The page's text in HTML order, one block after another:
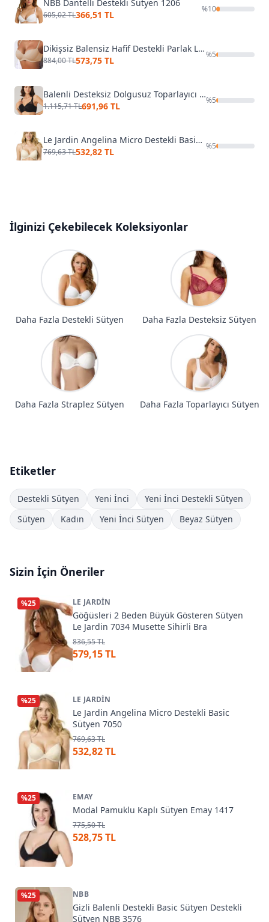
NBB Dantelli Destekli Sütyen 1206
605,02 TL366,51 TL
%10
Dikişsiz Balensiz Hafif Destekli Parlak Lazer Kesim Görünmez Sütyen Merry See MSB7758 TEN
884,00 TL573,75 TL
%5
Balenli Desteksiz Dolgusuz Toparlayıcı Yumuşak Süngerli Günlük Klasik Küçültücü Sütyen Anıl 3777
1.115,71 TL691,96 TL
%5
Le Jardin Angelina Micro Destekli Basic Sütyen 7050
769,63 TL532,82 TL
%5
İlginizi Çekebilecek Koleksiyonlar
Daha Fazla Destekli Sütyen Daha Fazla Desteksiz Sütyen
Daha Fazla Straplez Sütyen Daha Fazla Toparlayıcı Sütyen
Etiketler
Destekli Sütyen Yeni İnci
Yeni İnci Destekli Sütyen
Sütyen
Kadın Yeni İnci Sütyen Beyaz Sütyen
Sizin İçin Öneriler
%25 LE JARDIN
Göğüsleri 2 Beden Büyük Gösteren Sütyen
Le Jardin 7034 Musette Sihirli Bra
836,55 TL
579,15 TL
%25 LE JARDIN
Le Jardin Angelina Micro Destekli Basic
Sütyen 7050
769,63 TL
532,82 TL
%25 EMAY
Modal Pamuklu Kaplı Sütyen Emay 1417
775,50 TL
528,75 TL
%25 NBB
Gizli Balenli Destekli Basic Sütyen Destekli
Sütyen NBB 3576